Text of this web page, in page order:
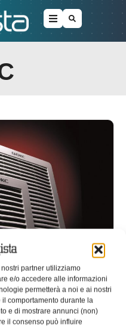
partner utilizziamo
e/o accedere alle informazioni
permetterà a noi e ai nostri
comportamento durante la
e di mostrare annunci (non)
il consenso può influire
e
elettrici
RamKlima una gamma
e la